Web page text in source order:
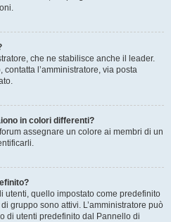
che ne stabilisce anche il leader.
l’amministratore, via posta
in colori differenti?
assegnare un colore ai membri di un
utenti, quello impostato come predefinito
gruppo sono attivi. L’amministratore può
di utenti predefinito dal Pannello di